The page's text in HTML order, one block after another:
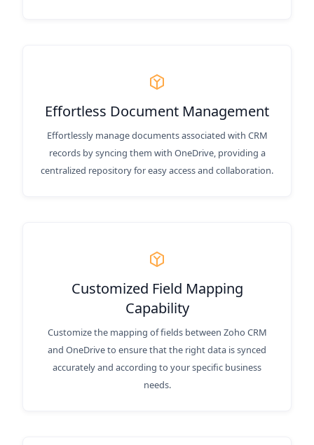
Effortless Document Management
Effortlessly manage documents associated with CRM
records by syncing them with OneDrive, providing a
centralized repository for easy access and collaboration.
Customized Field Mapping
Capability
Customize the mapping of fields between Zoho CRM
and OneDrive to ensure that the right data is synced
accurately and according to your specific business
needs.